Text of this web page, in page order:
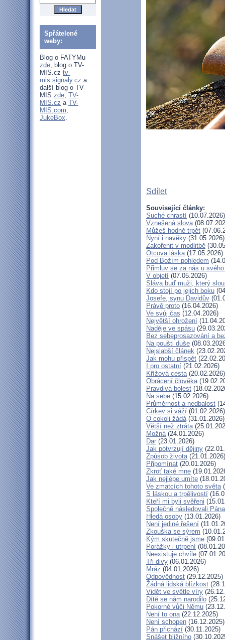
Spřátelené
weby:
Blog o FATYMu
zde, blog o TV-
MIS.cz tv-
mis.signaly.cz a
další blog o TV-
MIS zde, TV-
MIS.cz a TV-
MIS.com,
JukeBox.
Sdílet
Související články:
Suché chrastí (10.07.2026)
Vznešená slova
Můžeš hodně trpět
Nyní i navěky (31.05.2026)
Zakořenit v modlitbě
Otcova láska(17.05.2026)
Pod Božím pohledem
Přimluv se za nás u
V objetí (07.05.2026)
Sláva buď muži, který
Kdo stojí po jejich boku
Josefe, synu Davidův
Právě proto (16.04.2026)
Ve svůj čas (12.04.2026)
Největší ohrožení
Naděje ve spásu
Bez sebeprosazování a
Na poušti duše
Nejslabší článek
Jak mohu přispět
I pro ostatní (21.02.2026)
Křížová cesta(20.02.2026)
Obrácení člověka
Pravdivá bolest
Na sebe (15.02.2026)
Průměrnost a nedbalost
Církev si váží (01.02.2026)
O cokoli žádá(31.01.2026)
Větší než ztráta
Možná(24.01.2026)
Dar (23.01.2026)
Jak potvrzují dějiny
Způsob života(21.01.2026)
Připomínat (20.01.2026)
Zkroť také mne
Jak nejlépe umíte
Ve zmatcích tohoto světa
S láskou a trpělivostí
Kteří mi byli svěřeni
Společně následovali Pána
Hledá osoby (13.01.2026)
Není jediné řešení
Zkouška se sýrem
Kým skutečně jsme
Porážky i utrpení
Neexistuje chvíle
Tři divy (06.01.2026)
Mráz (04.01.2026)
Odpovědnost (29.12.2025)
Žádná lidská blízkost
Vidět ve světle víry
Dítě se nám narodilo
Pokorné vůči Němu
Není to ona(22.12.2025)
Není schopen (16.12.2025)
Pán přichází (30.11.2025)
Snášet bližního